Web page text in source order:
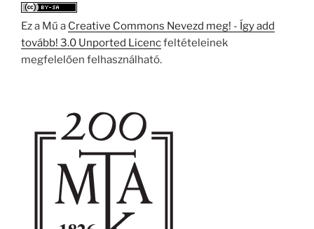
Ez a Mű a Creative Commons Nevezd meg! - Így add
tovább! 3.0 Unported Licencfeltételeinek
megfelelően felhasználható.